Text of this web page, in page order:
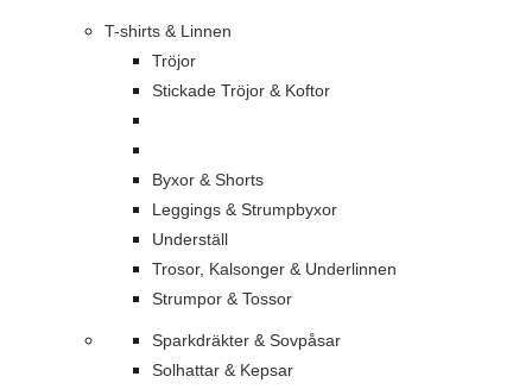
T-shirts & Linnen
Tröjor
Stickade Tröjor & Koftor
Byxor & Shorts
Leggings & Strumpbyxor
Underställ
Trosor, Kalsonger & Underlinnen
Strumpor & Tossor
Sparkdräkter & Sovpåsar
Solhattar & Kepsar